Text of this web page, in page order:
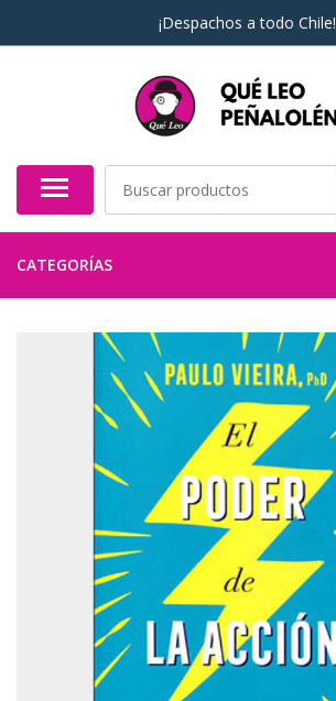
¡Despachos a todo Chile!
CATEGORÍAS